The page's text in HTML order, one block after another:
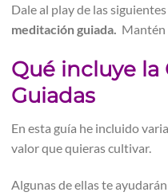
Dale al play de las
meditación guiada. Mantén
Qué incluye la
Guiadas
En esta guía he incluido
valor que quieras cultivar.
Algunas de ellas te ayudarán